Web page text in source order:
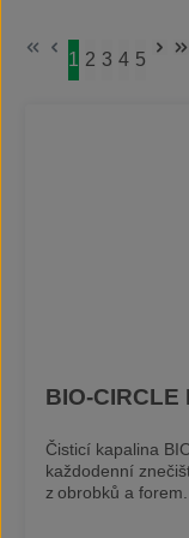
Strana
1 2 3 4 5
BIO-CIRCLE
Čisticí kapalina
každodenní
z obrobků a